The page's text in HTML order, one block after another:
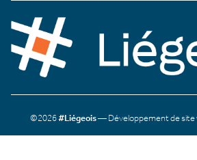
©2026#Liégeois— Développement de site